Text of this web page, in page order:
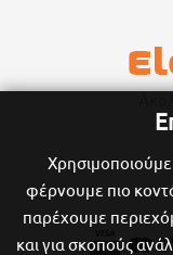
φέρνουμε πιο
παρέχουμε
και για σκοπούς